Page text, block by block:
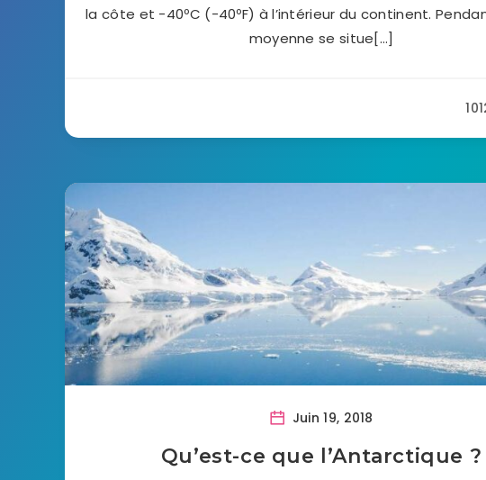
la côte et -40ºC (-40ºF) à l’intérieur du continent.
moyenne se situe[…]
Juin 19, 2018
Qu’est-ce que l’Antarctique ?